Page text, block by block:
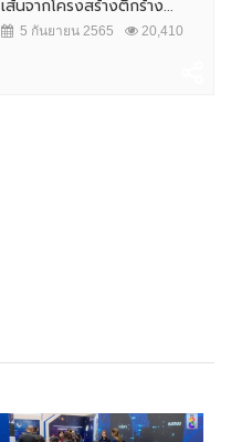
เส้นจากโครงสร้างตึกร้าง...
5 กันยายน 2565 20,410